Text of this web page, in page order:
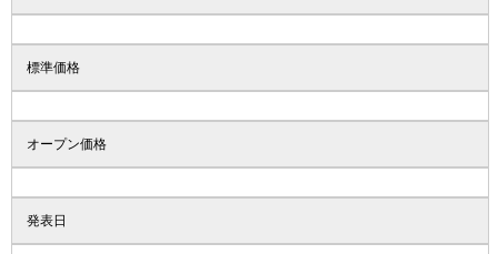
標準価格
オープン価格
発表日